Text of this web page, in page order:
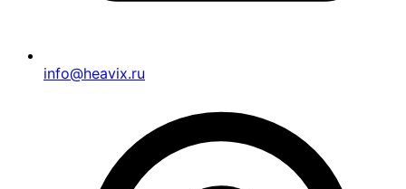
info@heavix.ru